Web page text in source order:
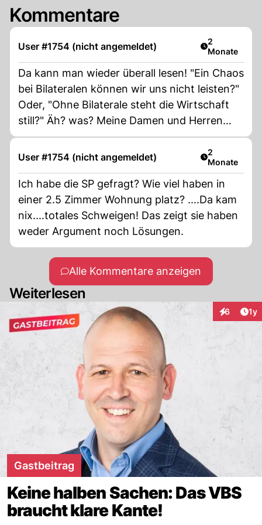
Kommentare
User #1754 (nicht angemeldet) Artikel
2
Monate
Da kann man wieder überall lesen! "Ein Chaos
bei Bilateralen können wir uns nicht leisten?"
Oder, "Ohne Bilaterale steht die Wirtschaft
still?" Äh? was? Meine Damen und Herren
und solche Sprüche kommen von EU Hörigen
und denen ist es völlig egal, ob wir eine 12
Mio oder 14 Mio Schweiz haben, nein Danke!
Mein JA keine 10 Mio Schweiz steht!
User #1754 (nicht angemeldet) Artikel
2
Monate
Ich habe die SP gefragt? Wie viel haben in
einer 2.5 Zimmer Wohnung platz? ....Da kam
nix....totales Schweigen! Das zeigt sie haben
weder Argument noch Lösungen.
Alle Kommentare anzeigen
Weiterlesen
6 1y
Gastbeitrag
Keine halben Sachen: Das VBS
braucht klare Kante!